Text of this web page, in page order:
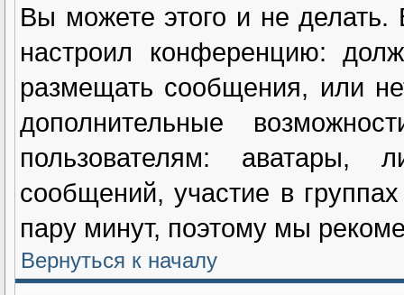
Вы можете этого и не делать.
настроил конференцию:
размещать сообщения, или
дополнительные
пользователям: аватары,
сообщений, участие в
пару минут, поэтому мы
Вернуться к началу